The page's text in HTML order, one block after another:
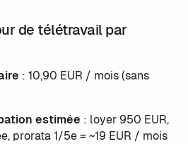
de télétravail par
: 10,90 EUR / mois (sans
estimée : loyer 950 EUR,
prorata 1/5e = ~19 EUR / mois